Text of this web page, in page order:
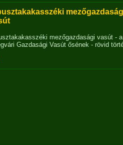
mezőgazdasági vasút - a
Gazdasági Vasút ősének - rövid